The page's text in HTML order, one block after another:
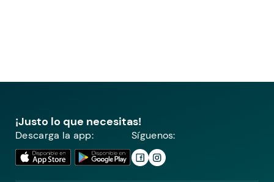
¡Justo lo que necesitas!
Descarga la app: Síguenos: